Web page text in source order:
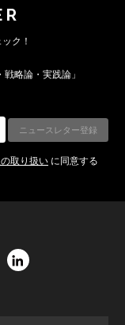
ク！
略論・実践論」
取り扱い に同意する